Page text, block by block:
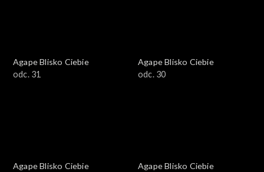
Agape Blisko Ciebie
odc. 31
Agape Blisko Ciebie
odc. 30
Agape Blisko Ciebie
Agape Blisko Ciebie